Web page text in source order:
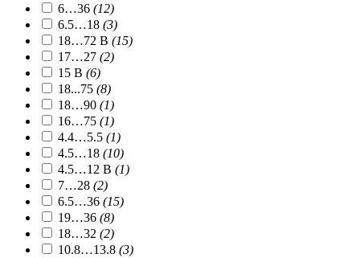
6…36 (12)
6.5…18 (3)
18…72 В (15)
17…27 (2)
15 В (6)
18...75 (8)
18…90 (1)
16…75 (1)
4.4…5.5 (1)
4.5…18 (10)
4.5…12 В (1)
7…28 (2)
6.5…36 (15)
19…36 (8)
18…32 (2)
10.8…13.8 (3)